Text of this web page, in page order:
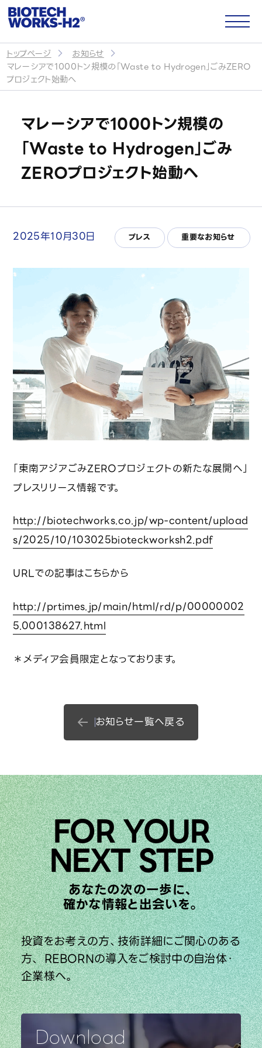
サイトトップ
企業情報
会社概要
採用情報
事業一覧・技術紹介
ビジネスモデル
廃棄物水素転換プロセス
デジタルプラットフォーム「REBORN」
トレーサビリティとCSR対応
技術レポート
サステナビリティ
環境への取り組み
SDGs対応
カーボンニュートラル戦略
ニュース
お問い合わせ
利用規約 プライバシーポリシー
トップページ
お知らせ
マレーシアで1000トン規模の「Waste to Hydrogen」ごみZERO
プロジェクト始動へ
マレーシアで1000トン規模の
「Waste to Hydrogen」ごみ
ZEROプロジェクト始動へ
2025年10月30日 プレス 重要なお知らせ
「東南アジアごみZEROプロジェクトの新たな展開へ」
プレスリリース情報です。
http://biotechworks.co.jp/wp-content/upload
s/2025/10/103025bioteckworksh2.pdf
URLでの記事はこちらから
http://prtimes.jp/main/html/rd/p/00000002
5.000138627.html
＊メディア会員限定となっております。
お知らせ一覧へ戻る
FOR YOUR
NEXT STEP
あなたの次の一歩に、
確かな情報と出会いを。
投資をお考えの方、技術詳細にご関心のある
方、REBORNの導入をご検討中の自治体・
企業様へ。
Download